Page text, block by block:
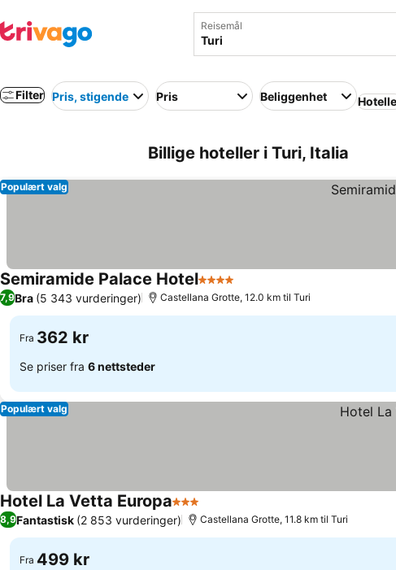
Reisemål
Filter Pris, stigende Pris Beliggenhet
Billige hoteller i Turi, Italia
Populært valg
Semiramide Palace Hotel4 Stjerner
7,9Bra (5 343 vurderinger) Castellana Grotte, 12.0 km til Turi
Fra 362 kr
Se priser fra 6 nettsteder
Populært valg
Hotel La Vetta Europa3 Stjerner
8,9Fantastisk (2 853 vurderinger) Castellana Grotte, 11.8 km til Turi
Fra 499 kr